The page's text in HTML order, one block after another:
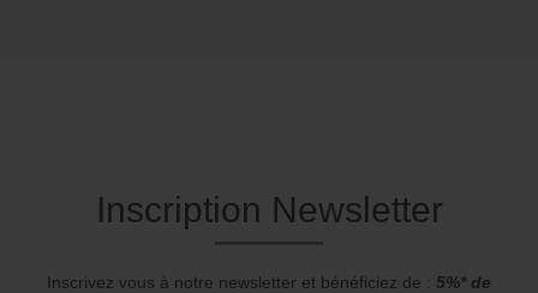
Inscription Newsletter
Inscrivez vous à notre newsletter et bénéficiez de : 5%* de